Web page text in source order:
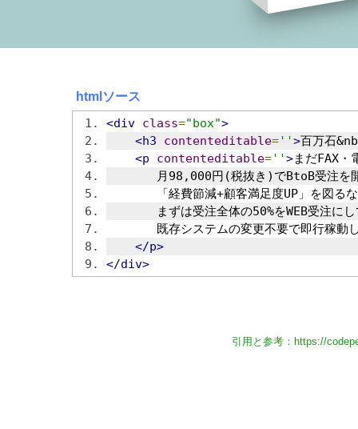
htmlソース
<div class="box">
<h3
contenteditable=''>百万石
<p
contenteditable=''>まだFAX・
月98,000円(税抜き)でBtoB受注を
「経費節減+顧客満足度UP」を図る
まずは受注全体の50%をWEB受注にし
既存システムの変更不要で即行稼
</p>
</div>
引用と参考： https://